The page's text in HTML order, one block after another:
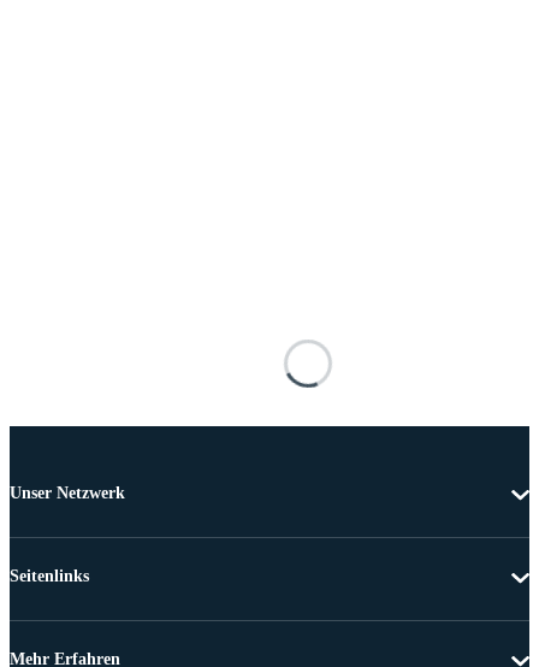
Unser Netzwerk
Seitenlinks
Mehr Erfahren